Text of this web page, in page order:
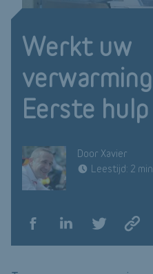
Werkt uw
Eerste
Door Xavier
Leestijd: 2